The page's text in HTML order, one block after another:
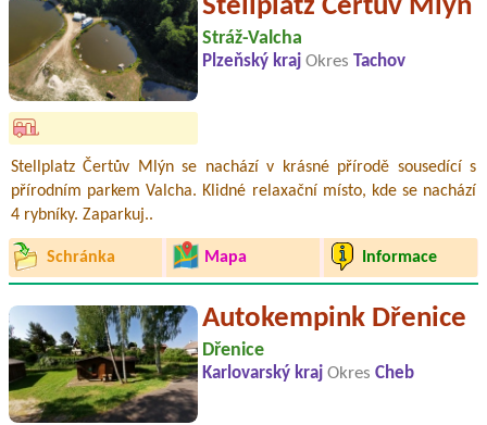
Stellplatz Čertův Mlýn
Stráž-Valcha
Plzeňský kraj Okres Tachov
Stellplatz Čertův Mlýn se nachází v krásné přírodě sousedící s
přírodním parkem Valcha. Klidné relaxační místo, kde se nachází
4 rybníky. Zaparkuj..
Schránka Mapa Informace
Autokempink Dřenice
Dřenice
Karlovarský kraj Okres Cheb